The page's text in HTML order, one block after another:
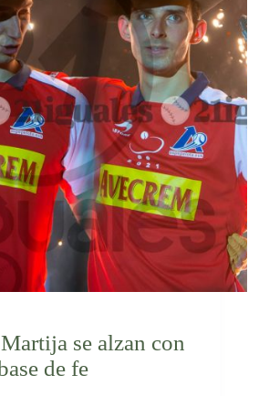
se alzan con
de fe